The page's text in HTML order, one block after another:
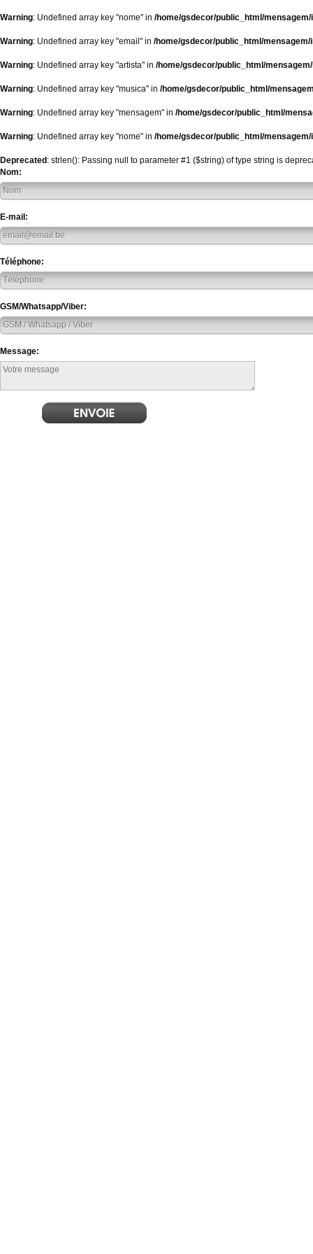
Warning: Undefined array key "nome" in /home/gsdecor/public_html/mensagem/
Warning: Undefined array key "email" in /home/gsdecor/public_html/mensagem/
Warning: Undefined array key "artista" in /home/gsdecor/public_html/
Warning: Undefined array key "musica" in /home/gsdecor/public_html/
Warning: Undefined array key "mensagem" in /home/gsdecor/public_html/
Warning: Undefined array key "nome" in /home/gsdecor/public_html/mensagem/
Deprecated : strlen(): Passing null to parameter #1 ($string) of type string is
Nom:
E-mail:
Téléphone:
GSM/Whatsapp/Viber:
Message: